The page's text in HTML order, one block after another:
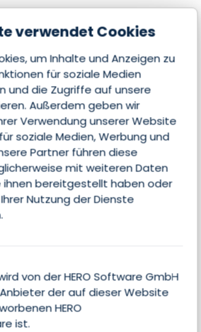
verwendet Cookies
um Inhalte und Anzeigen zu
für soziale Medien
und die Zugriffe auf unsere
Außerdem geben wir
Verwendung unserer Website
soziale Medien, Werbung und
Partner führen diese
mit weiteren Daten
ihnen bereitgestellt haben oder
Nutzung der Dienste
von der HERO Software GmbH
der auf dieser Website
HERO
ist.
managen
pro Person & Monat